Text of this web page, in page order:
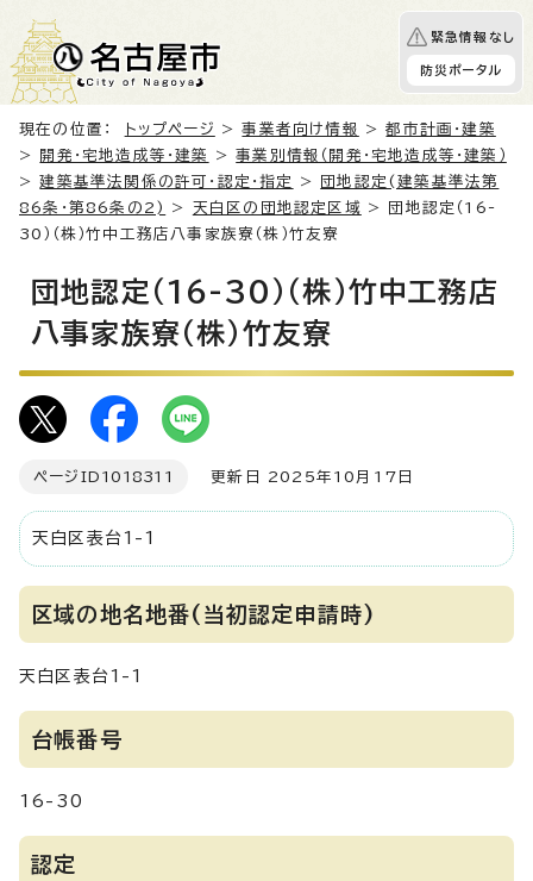
緊急情報なし
防災ポータル
現在の位置： トップページ >事業者向け情報 >都市計画・建築
>
開発・宅地造成等・建築 >事業別情報（開発・宅地造成等・建築）
>建築基準法関係の許可・認定・指定 >
団地認定(建築基準法第
86条・第86条の2)
> 天白区の団地認定区域 > 団地認定（16-
30）（株）竹中工務店八事家族寮（株）竹友寮
団地認定（16-30）（株）竹中工務店
八事家族寮（株）竹友寮
ページID 1018311 更新日 2025年10月17日
天白区表台1-1
区域の地名地番(当初認定申請時)
天白区表台1-1
台帳番号
16-30
認定